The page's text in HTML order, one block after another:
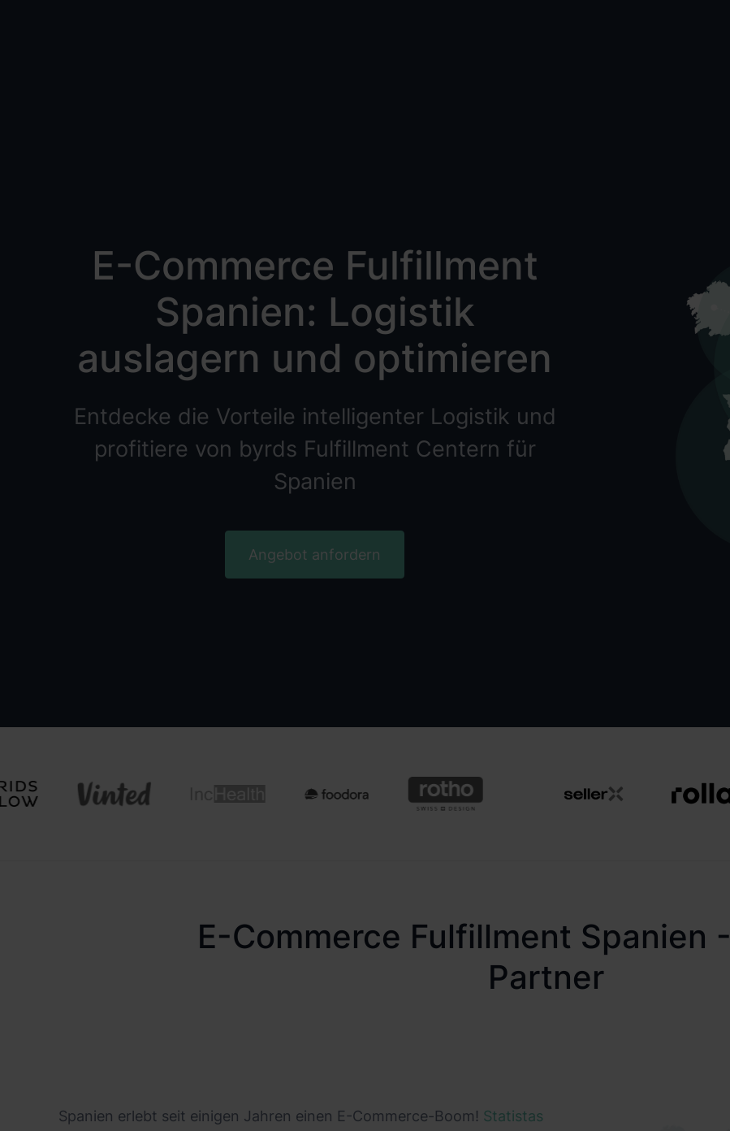
E-Commerce Fulfillment
Spanien: Logistik
auslagern und optimieren
Entdecke die Vorteile intelligenter Logistik und
profitiere von byrds Fulfillment Centern für
Spanien
Angebot anfordern
E-Commerce Fulfillment Spanien
Partner
Spanien erlebt seit einigen Jahren einen E-Commerce-Boom! Statistas